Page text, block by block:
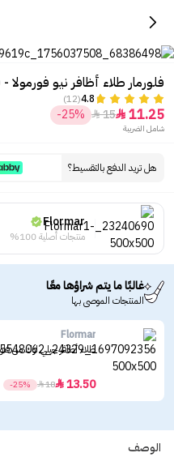
فلورمار طلاء أظافر نيو فورمولا - 510
4.8
(12)
11.25

15

-25%
شامل الضريبة
هل تريد الدفع بالتقسيط؟
Flormar
منتجات أصلية 100%
غالبًا ما يتم شراؤها معًا
المنتجات الموصى بها
Flormar
طلاء أظافر جيلي لوك من
13.50

18

-25%
الوصف